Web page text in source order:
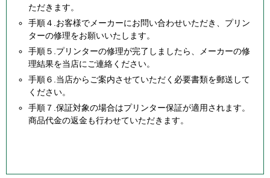
ただきます。
手順４.お客様でメーカーにお問い合わせいただき、プリン
ターの修理をお願いいたします。
手順５.プリンターの修理が完了しましたら、メーカーの修
理結果を当店にご連絡ください。
手順６.当店からご案内させていただく必要書類を郵送して
ください。
手順７.保証対象の場合はプリンター保証が適用されます。
商品代金の返金も行わせていただきます。